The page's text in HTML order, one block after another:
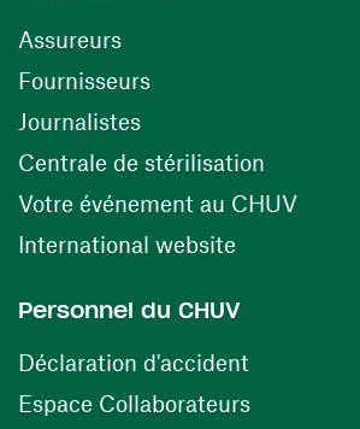
Assureurs
Fournisseurs(ouvre une nouvelle
Journalistes
Centrale de stérilisation (ouvre
Votre événement au CHUV
International website
Personnel du CHUV
Déclaration d'accident
Espace Collaborateurs(ouvre